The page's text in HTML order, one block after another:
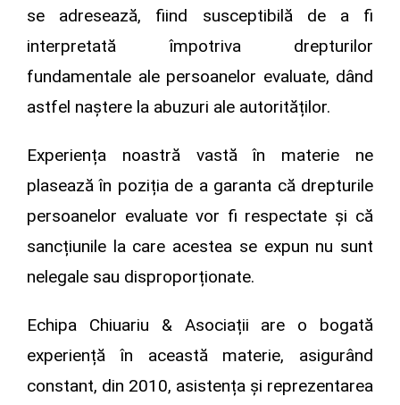
se adresează, fiind susceptibilă de a fi
interpretată împotriva drepturilor
fundamentale ale persoanelor evaluate, dând
astfel naștere la abuzuri ale autorităților.
Experiența noastră vastă în materie ne
plasează în poziția de a garanta că drepturile
persoanelor evaluate vor fi respectate și că
sancțiunile la care acestea se expun nu sunt
nelegale sau disproporționate.
Echipa Chiuariu & Asociații are o bogată
experiență în această materie, asigurând
constant, din 2010, asistența și reprezentarea